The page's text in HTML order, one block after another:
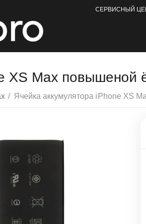
СЕРВИСНЫЙ
XS Max повышеной
/